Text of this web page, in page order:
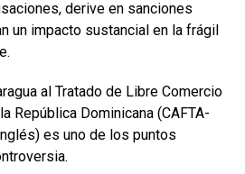
derive en sanciones
un impacto sustancial en la frágil
al Tratado de Libre Comercio
República Dominicana (CAFTA-
es uno de los puntos